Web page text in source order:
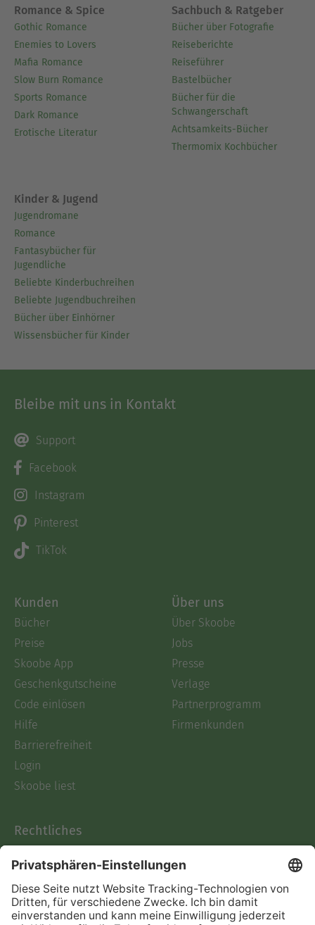
Romance & Spice
Gothic Romance
Enemies to Lovers
Mafia Romance
Slow Burn Romance
Sports Romance
Dark Romance
Erotische Literatur
Sachbuch & Ratgeber
Bücher über Fotografie
Reiseberichte
Reiseführer
Bastelbücher
Bücher für die
Schwangerschaft
Achtsamkeits-Bücher
Thermomix Kochbücher
Kinder & Jugend
Jugendromane
Romance
Fantasybücher für
Jugendliche
Beliebte Kinderbuchreihen
Beliebte Jugendbuchreihen
Bücher über Einhörner
Wissensbücher für Kinder
Bleibe mit uns in Kontakt
Support
Facebook
Instagram
Pinterest
TikTok
Kunden
Bücher
Preise
Skoobe App
Geschenkgutscheine
Code einlösen
Hilfe
Barrierefreiheit
Login
Skoobe liest
Über uns
Über Skoobe
Jobs
Presse
Verlage
Partnerprogramm
Firmenkunden
Rechtliches
AGB
Informationen nach Data
Act